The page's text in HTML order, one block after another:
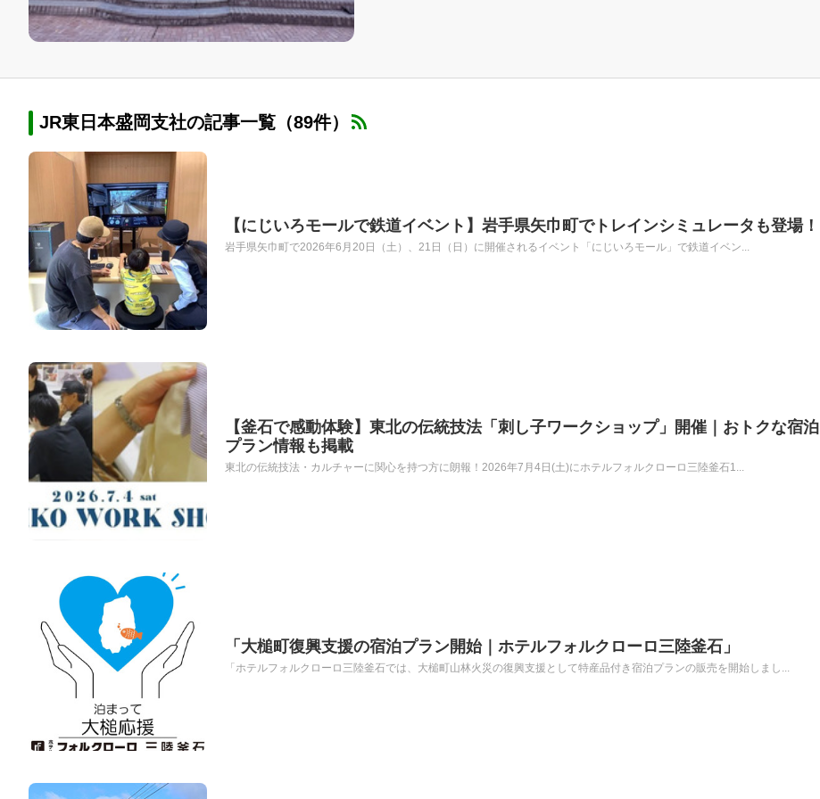
JR東日本盛岡支社の記事一覧（89件）
【にじいろモールで鉄道イベント】岩手県矢巾町でトレインシミュレータも登場！
岩手県矢巾町で2026年6月20日（土）、21日（日）に開催されるイベント「にじいろモール」で鉄道イベン...
【釜石で感動体験】東北の伝統技法「刺し子ワークショップ」開催｜おトクな宿泊
プラン情報も掲載
東北の伝統技法・カルチャーに関心を持つ方に朗報！2026年7月4日(土)にホテルフォルクローロ三陸釜石1...
「大槌町復興支援の宿泊プラン開始｜ホテルフォルクローロ三陸釜石」
「ホテルフォルクローロ三陸釜石では、大槌町山林火災の復興支援として特産品付き宿泊プランの販売を開始しまし...